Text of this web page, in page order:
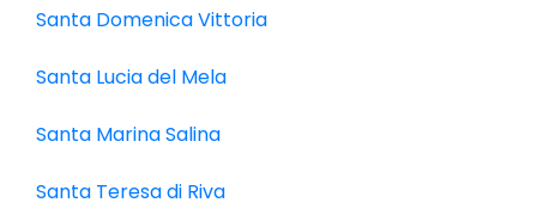
Santa Domenica Vittoria
Santa Lucia del Mela
Santa Marina Salina
Santa Teresa di Riva